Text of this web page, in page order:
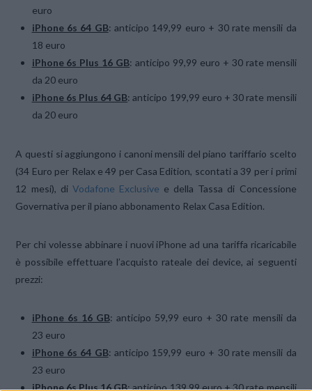
euro
iPhone 6s 64 GB: anticipo 149,99 euro + 30 rate mensili da
18 euro
iPhone 6s Plus 16 GB: anticipo 99,99 euro + 30 rate mensili
da 20 euro
iPhone 6s Plus 64 GB: anticipo 199,99 euro + 30 rate mensili
da 20 euro
A questi si aggiungono i canoni mensili del piano tariffario scelto
(34 Euro per Relax e 49 per Casa Edition, scontati a 39 per i primi
12 mesi), di Vodafone Exclusive e della Tassa di Concessione
Governativa per il piano abbonamento Relax Casa Edition.
Per chi volesse abbinare i nuovi iPhone ad una tariffa ricaricabile
è possibile effettuare l’acquisto rateale dei device, ai seguenti
prezzi:
iPhone 6s 16 GB: anticipo 59,99 euro + 30 rate mensili da
23 euro
iPhone 6s 64 GB: anticipo 159,99 euro + 30 rate mensili da
23 euro
iPhone 6s Plus 16 GB: anticipo 139,99 euro + 30 rate mensili